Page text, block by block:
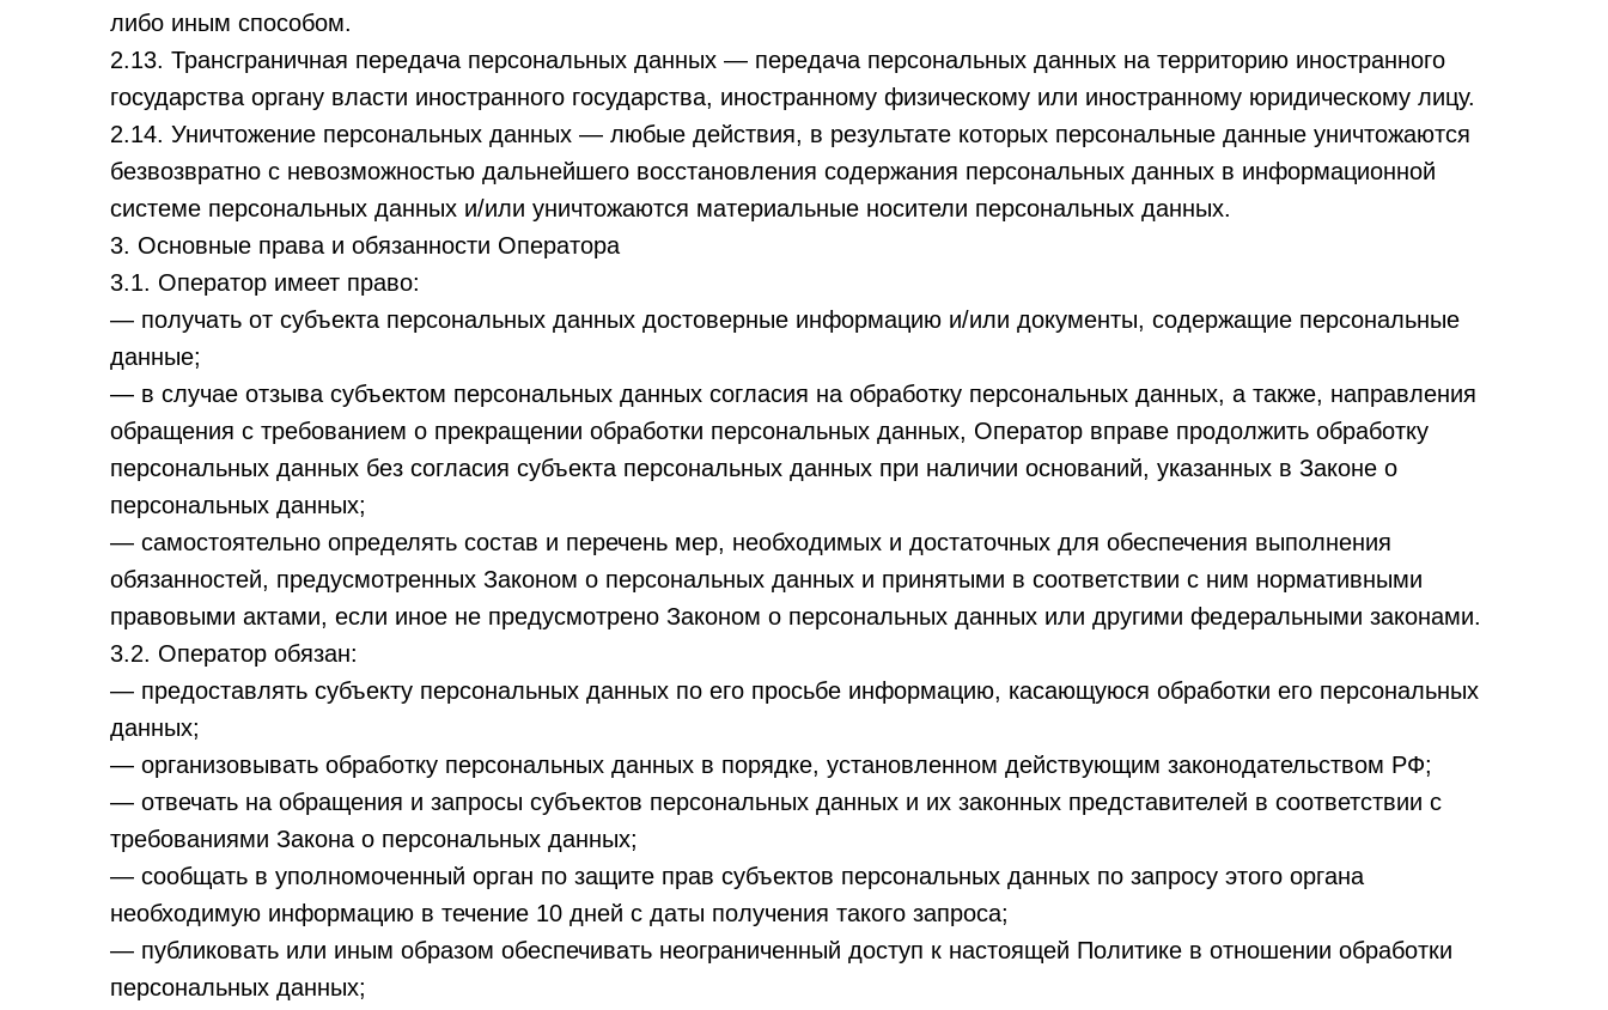
либо иным способом.
2.13. Трансграничная передача персональных данных — передача персональных данных на территорию иностранного
государства органу власти иностранного государства, иностранному физическому или иностранному юридическому лицу.
2.14. Уничтожение персональных данных — любые действия, в результате которых персональные данные уничтожаются
безвозвратно с невозможностью дальнейшего восстановления содержания персональных данных в информационной
системе персональных данных и/или уничтожаются материальные носители персональных данных.
3. Основные права и обязанности Оператора
3.1. Оператор имеет право:
— получать от субъекта персональных данных достоверные информацию и/или документы, содержащие персональные
данные;
— в случае отзыва субъектом персональных данных согласия на обработку персональных данных, а также, направления
обращения с требованием о прекращении обработки персональных данных, Оператор вправе продолжить обработку
персональных данных без согласия субъекта персональных данных при наличии оснований, указанных в Законе о
персональных данных;
— самостоятельно определять состав и перечень мер, необходимых и достаточных для обеспечения выполнения
обязанностей, предусмотренных Законом о персональных данных и принятыми в соответствии с ним нормативными
правовыми актами, если иное не предусмотрено Законом о персональных данных или другими федеральными законами.
3.2. Оператор обязан:
— предоставлять субъекту персональных данных по его просьбе информацию, касающуюся обработки его персональных
данных;
— организовывать обработку персональных данных в порядке, установленном действующим законодательством РФ;
— отвечать на обращения и запросы субъектов персональных данных и их законных представителей в соответствии с
требованиями Закона о персональных данных;
— сообщать в уполномоченный орган по защите прав субъектов персональных данных по запросу этого органа
необходимую информацию в течение 10 дней с даты получения такого запроса;
— публиковать или иным образом обеспечивать неограниченный доступ к настоящей Политике в отношении обработки
персональных данных;